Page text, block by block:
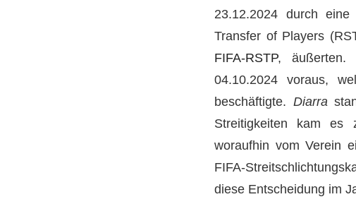
23.12.2024 durch
Transfer of Players
FIFA-RSTP, äußerten.
04.10.2024 voraus,
beschäftigte. Diarra
Streitigkeiten kam es
woraufhin vom Verein
FIFA-
diese Entscheidung im